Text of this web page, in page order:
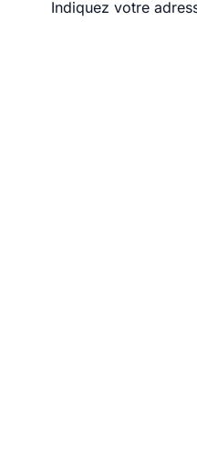
Indiquez votre